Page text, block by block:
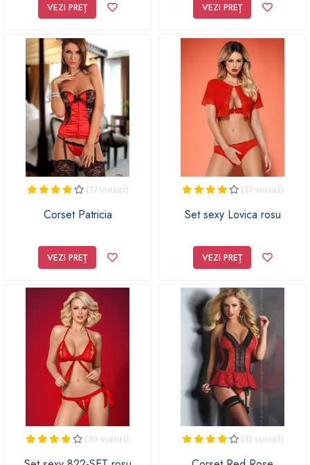
VEZI PREȚ VEZI PREȚ
(17 voturi)
Corset Patricia
VEZI PREȚ
(17 voturi)
Set sexy Lovica rosu
VEZI PREȚ
(30 voturi) (31 voturi)